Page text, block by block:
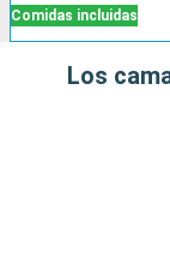
Comidas incluidas
Los